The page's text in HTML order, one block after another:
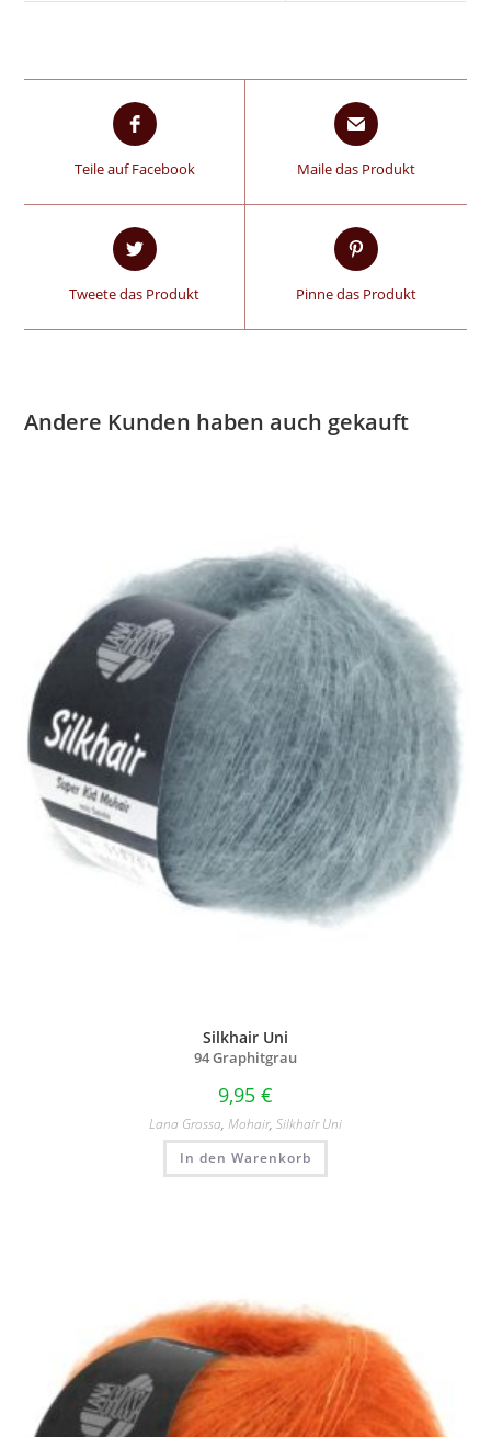
Teile auf Facebook Maile das Produkt
Tweete das Produkt Pinne das Produkt
Andere Kunden haben auch gekauft
Silkhair Uni
94 Graphitgrau
9,95 €
Lana Grossa, Mohair, Silkhair Uni
In den Warenkorb